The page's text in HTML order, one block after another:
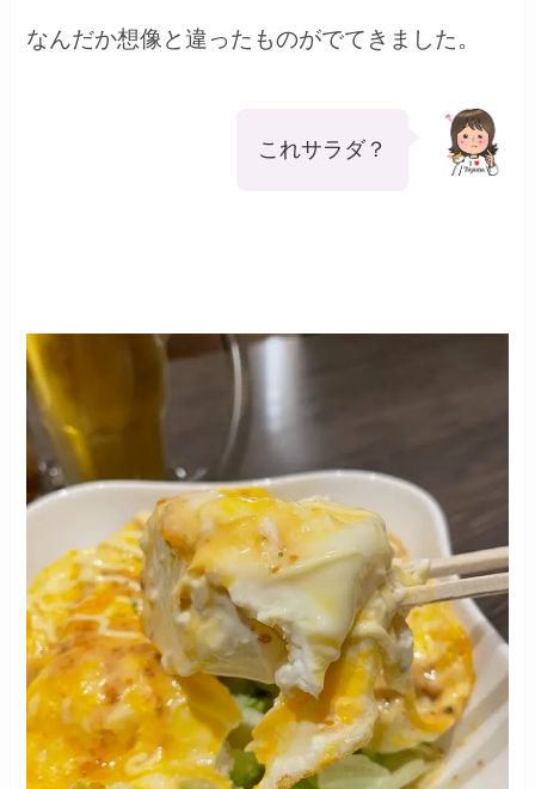
なんだか想像と違ったものがでてきました。
これサラダ？